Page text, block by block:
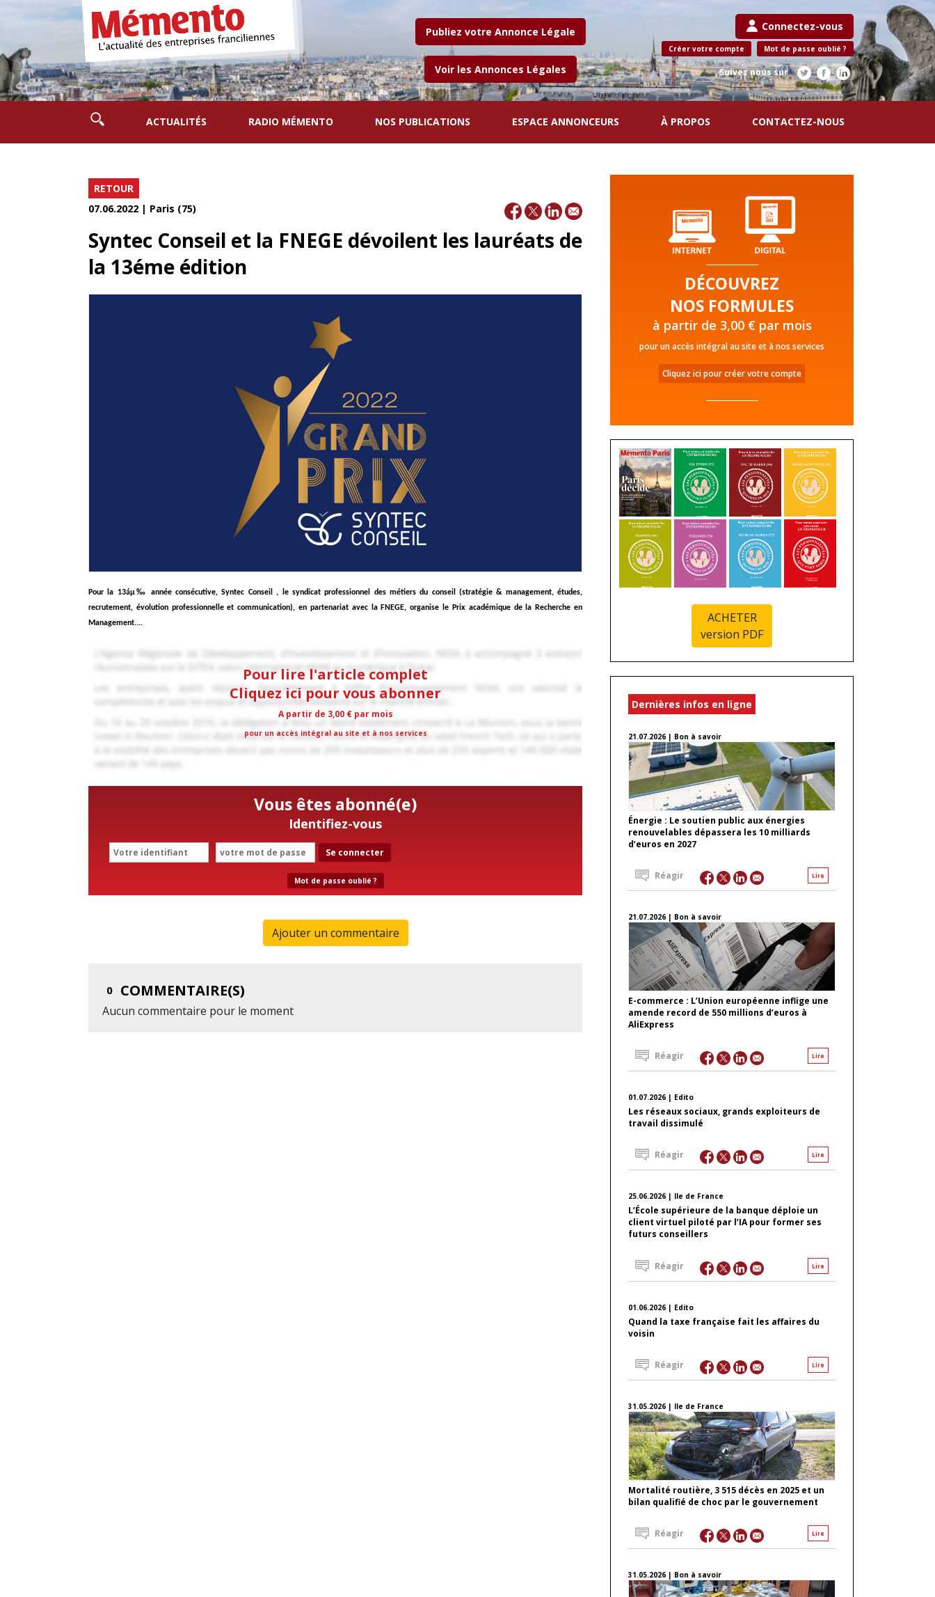
Publiez votre Annonce Légale
Voir les Annonces Légales
Connectez-vous
Créer votre compte Mot de passe oublié ?
Suivez nous sur
ACTUALITÉS RADIO MÉMENTO NOS PUBLICATIONS ESPACE ANNONCEURS À PROPOS CONTACTEZ-NOUS
RETOUR
07.06.2022 | Paris (75)
Syntec Conseil et la FNEGE dévoilent les lauréats de
la 13éme édition
Pour la 13áµ‰ année consécutive, Syntec Conseil , le syndicat professionnel des métiers du conseil (stratégie & management, études,
recrutement, évolution professionnelle et communication), en partenariat avec la FNEGE, organise le Prix académique de la Recherche en
Management....
Pour lire l'article complet
Cliquez ici pour vous abonner
A partir de 3,00 € par mois
pour un accès intégral au site et à nos services
Vous êtes abonné(e)
Identifiez-vous
Se connecter
Mot de passe oublié ?
Ajouter un commentaire
0 COMMENTAIRE(S)
Aucun commentaire pour le moment
DÉCOUVREZ
NOS FORMULES
à partir de 3,00 € par mois
pour un accès intégral au site et à nos services
Cliquez ici pour créer votre compte
ACHETER
version PDF
Dernières infos en ligne
21.07.2026 | Bon à savoir
Énergie : Le soutien public aux énergies
renouvelables dépassera les 10 milliards
d’euros en 2027
Lire
Réagir
21.07.2026 | Bon à savoir
E-commerce : L’Union européenne inflige une
amende record de 550 millions d’euros à
AliExpress
Lire
Réagir
01.07.2026 | Edito
Les réseaux sociaux, grands exploiteurs de
travail dissimulé
Lire
Réagir
25.06.2026 | Ile de France
L’École supérieure de la banque déploie un
client virtuel piloté par l’IA pour former ses
futurs conseillers
Lire
Réagir
01.06.2026 | Edito
Quand la taxe française fait les affaires du
voisin
Lire
Réagir
31.05.2026 | Ile de France
Mortalité routière, 3 515 décès en 2025 et un
bilan qualifié de choc par le gouvernement
Lire
Réagir
31.05.2026 | Bon à savoir